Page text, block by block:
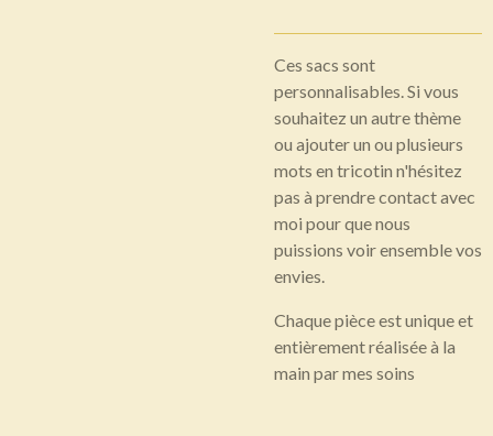
Ces sacs sont
personnalisables. Si vous
souhaitez un autre thème
ou ajouter un ou plusieurs
mots en tricotin n'hésitez
pas à prendre contact avec
moi pour que nous
puissions voir ensemble vos
envies.
Chaque pièce est unique et
entièrement réalisée à la
main par mes soins